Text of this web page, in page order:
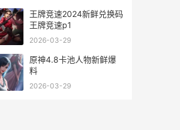
王牌竞速2024新鲜兑换码
王牌竞速p1
2026-03-29
原神4.8卡池人物新鲜爆
料
2026-03-29